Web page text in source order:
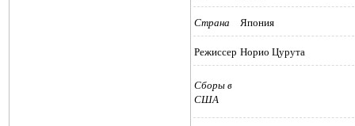
Страна Япония
Режиссер Норио Цурута
Сборы в
США